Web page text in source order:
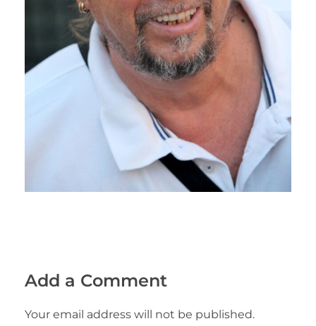
Add a Comment
Your email address will not be published.